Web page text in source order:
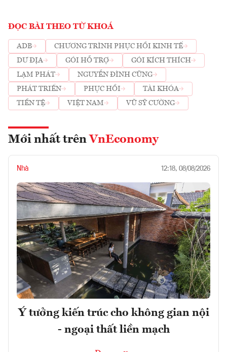
ĐỌC BÀI THEO TỪ KHOÁ
ADB
CHƯƠNG TRÌNH PHỤC HỒI KINH TẾ
DƯ ĐỊA
GÓI HỖ TRỢ
GÓI KÍCH THÍCH
LẠM PHÁT
NGUYỄN ĐÌNH CŨNG
PHÁT TRIỂN
PHỤC HỒI
TÀI KHÓA
TIỀN TỆ
VIỆT NAM VŨ SỸ CƯỜNG
Mới nhất trên VnEconomy
Nhà 12:18, 08/08/2026
Ý tưởng kiến trúc cho không gian nội
- ngoại thất liền mạch